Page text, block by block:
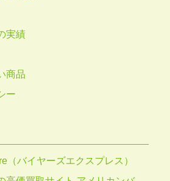
実績
商品
ー
（バイヤーズエクスプレス）